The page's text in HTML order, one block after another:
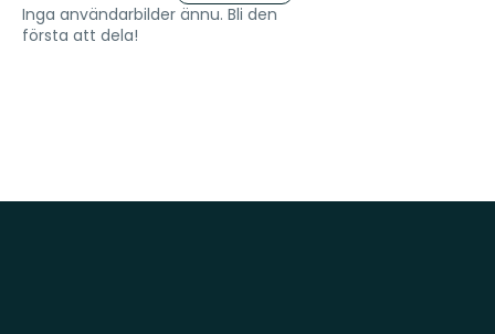
Inga användarbilder ännu. Bli den
första att dela!